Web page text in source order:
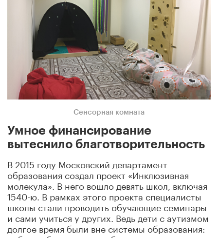
Сенсорная комната
Умное финансирование
вытеснило благотворительность
В 2015 году Московский департамент
образования создал проект «Инклюзивная
молекула». В него вошло девять школ, включая
1540-ю. В рамках этого проекта специалисты
школы стали проводить обучающие семинары
и сами учиться у других. Ведь дети с аутизмом
долгое время были вне системы образования: